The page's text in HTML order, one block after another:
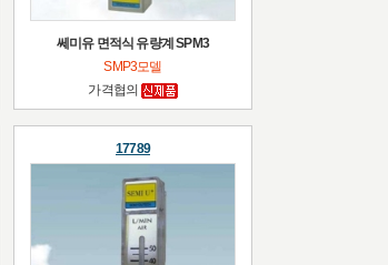
쎄미유 면적식 유량계 SPM3
SMP3모델
가격협의
17789